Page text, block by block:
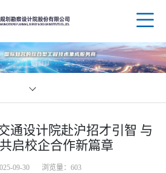
企业
领导
业务
通设计院赴沪招才引智 与
启校企合作新篇章
09-30 浏览量： 603